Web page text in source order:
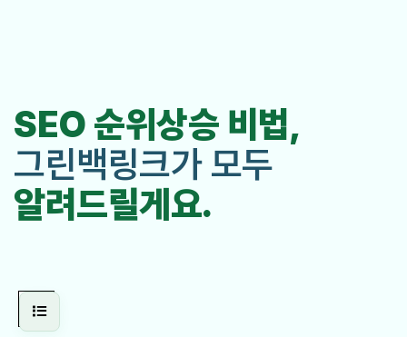
SEO 순위상승 비법,
그린백링크가 모두
알려드릴게요.